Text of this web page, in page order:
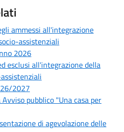
ammessi all'integrazione
assistenziali
2026
esclusi all'integrazione della
2027
pubblico "Una casa per
di agevolazione delle